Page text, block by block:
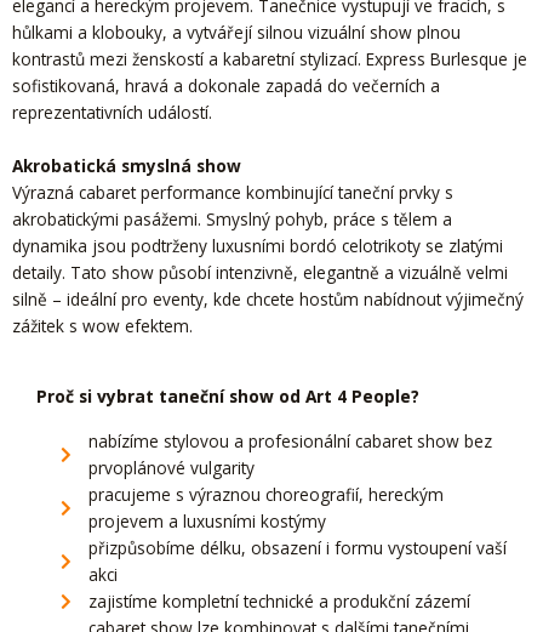
elegancí a hereckým projevem. Tanečnice vystupují ve fracích, s
hůlkami a klobouky, a vytvářejí silnou vizuální show plnou
kontrastů mezi ženskostí a kabaretní stylizací. Express Burlesque je
sofistikovaná, hravá a dokonale zapadá do večerních a
reprezentativních událostí.
Akrobatická smyslná show
Výrazná cabaret performance kombinující taneční prvky s
akrobatickými pasážemi. Smyslný pohyb, práce s tělem a
dynamika jsou podtrženy luxusními bordó celotrikoty se zlatými
detaily. Tato show působí intenzivně, elegantně a vizuálně velmi
silně – ideální pro eventy, kde chcete hostům nabídnout výjimečný
zážitek s wow efektem.
Proč si vybrat taneční show od Art 4 People?
nabízíme stylovou a profesionální cabaret show bez
prvoplánové vulgarity
pracujeme s výraznou choreografií, hereckým
projevem a luxusními kostýmy
přizpůsobíme délku, obsazení i formu vystoupení vaší
akci
zajistíme kompletní technické a produkční zázemí